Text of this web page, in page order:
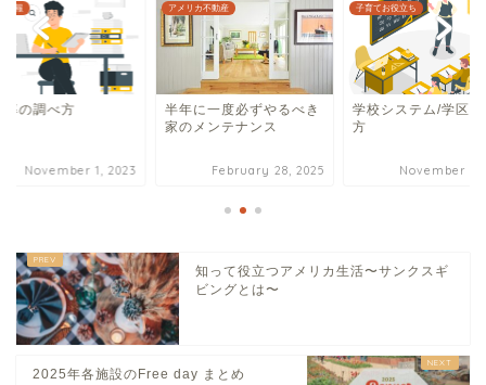
カ不動産
に一度必ずやるべき
February 28, 2025
子育てお役立ち
学校システム/学区/探し
方
November 3, 2023
暮らし情報
犯罪率の調べ方
November 1,
知って役立つアメリカ生活〜サンクスギ
ビングとは〜
2025年各施設のFree day まとめ